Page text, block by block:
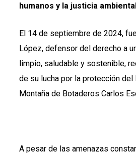
humanos y la justicia
El 14 de septiembre de 2024,
López, defensor del derecho a
limpio, saludable y sostenible,
de su lucha por la protección del
Montaña de Botaderos Carlos
A pesar de las amenazas